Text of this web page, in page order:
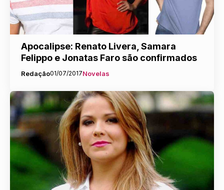
Apocalipse: Renato Livera, Samara
Felippo e Jonatas Faro são confirmados
Redação01/07/2017Novelas